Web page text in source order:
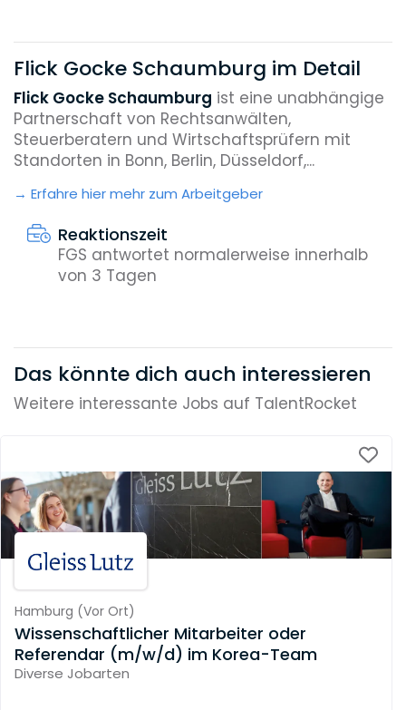
Flick Gocke Schaumburg im Detail
Flick Gocke Schaumburg ist eine unabhängige
Partnerschaft von Rechtsanwälten,
Steuerberatern und Wirtschaftsprüfern mit
Standorten in Bonn, Berlin, Düsseldorf,...
Erfahre hier mehr zum Arbeitgeber
Reaktionszeit
FGS antwortet normalerweise innerhalb
von 3 Tagen
Das könnte dich auch interessieren
Weitere interessante Jobs auf TalentRocket
Hamburg (Vor Ort)
Wissenschaftlicher Mitarbeiter oder
Referendar (m/w/d) im Korea-Team
Diverse Jobarten